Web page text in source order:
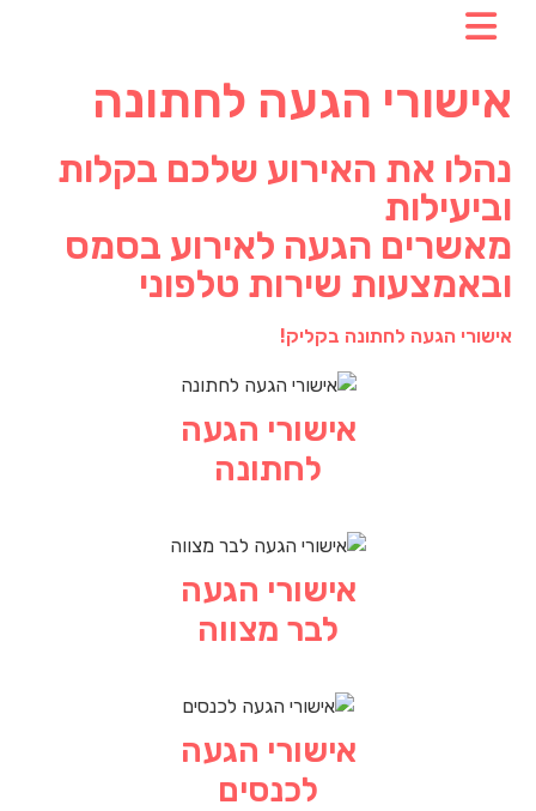
אישורי הגעה לחתונה
נהלו את האירוע שלכם בקלות
וביעילות
מאשרים הגעה לאירוע בסמס
ובאמצעות שירות טלפוני
אישורי הגעה לחתונה בקליק!
אישורי הגעה
לחתונה
אישורי הגעה
לבר מצווה
אישורי הגעה
לכנסים